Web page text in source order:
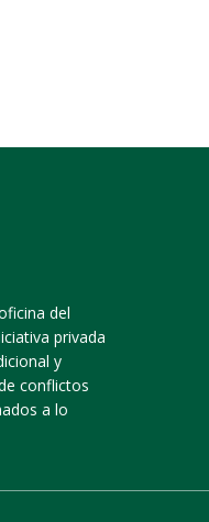
del
privada
y
conflictos
a lo